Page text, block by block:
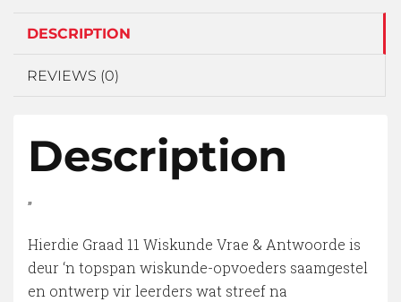
DESCRIPTION
REVIEWS (0)
Description
”
Hierdie Graad 11 Wiskunde Vrae & Antwoorde is
deur ‘n topspan wiskunde-opvoeders saamgestel
en ontwerp vir leerders wat streef na